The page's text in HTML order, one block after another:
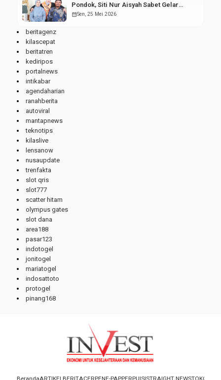
Pondok, Siti Nur Aisyah Sabet Gelar
Wisudawan Terbaik
calendar_monthSen, 25 Mei 2026
beritagenz
kilascepat
beritatren
kediripos
portalnews
intikabar
agendaharian
ranahberita
autoviral
mantapnews
teknotips
kilaslive
lensanow
nusaupdate
trenfakta
slot qris
slot777
scatter hitam
olympus gates
slot dana
area188
pasar123
indotogel
jonitogel
mariatogel
indosattoto
protogel
pinang168
BerandaARTIKEL BERITACERPENE-PAPPERPUISISTRAIGHT NEWSTOKOH